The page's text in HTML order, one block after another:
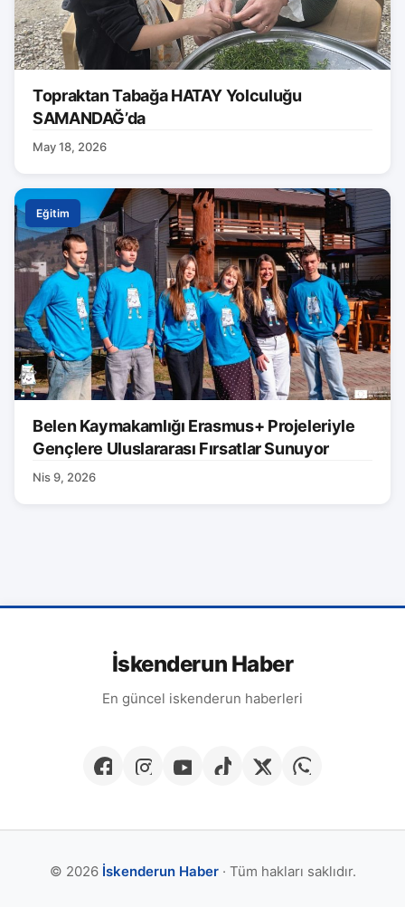
Topraktan Tabağa HATAY Yolculuğu
SAMANDAĞ’da
May 18, 2026
Eğitim
Belen Kaymakamlığı Erasmus+ Projeleriyle
Gençlere Uluslararası Fırsatlar Sunuyor
Nis 9, 2026
İskenderun Haber
En güncel iskenderun haberleri
© 2026 İskenderun Haber· Tüm hakları saklıdır.